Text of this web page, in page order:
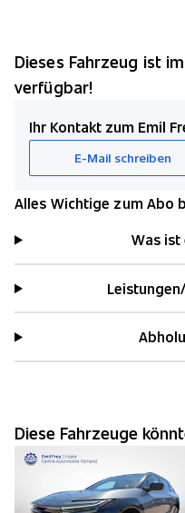
Dieses Fahrzeug ist
verfügbar!
Ihr Kontakt zum Emil
E-Mail schreiben
Alles Wichtige zum Abo
Was ist
Diese Fahrzeuge